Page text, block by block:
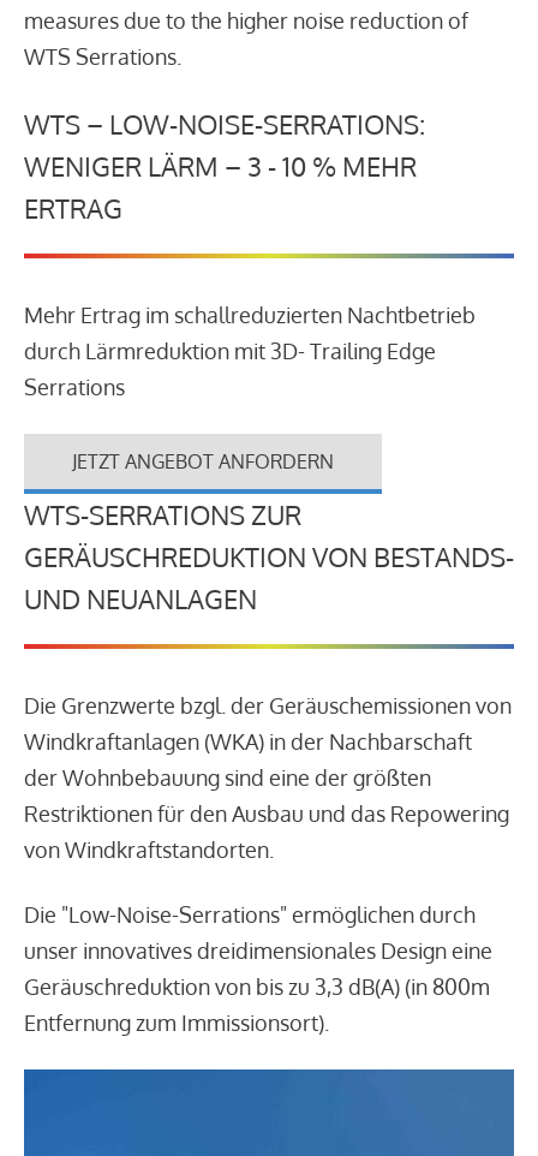
measures due to the higher noise reduction of
WTS Serrations.
WTS – LOW-NOISE-SERRATIONS:
WENIGER LÄRM – 3 - 10 % MEHR
ERTRAG
Mehr Ertrag im schallreduzierten Nachtbetrieb
durch Lärmreduktion mit 3D- Trailing Edge
Serrations
JETZT ANGEBOT ANFORDERN
WTS-SERRATIONS ZUR
GERÄUSCHREDUKTION VON BESTANDS-
UND NEUANLAGEN
Die Grenzwerte bzgl. der Geräuschemissionen von
Windkraftanlagen (WKA) in der Nachbarschaft
der Wohnbebauung sind eine der größten
Restriktionen für den Ausbau und das Repowering
von Windkraftstandorten.
Die "Low-Noise-Serrations" ermöglichen durch
unser innovatives dreidimensionales Design eine
Geräuschreduktion von bis zu 3,3 dB(A) (in 800m
Entfernung zum Immissionsort).